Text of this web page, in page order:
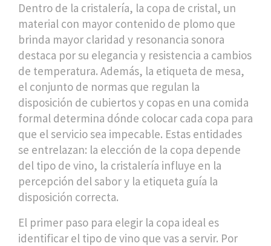
Dentro de la cristalería, la copa de cristal, un
material con mayor contenido de plomo que
brinda mayor claridad y resonancia sonora
destaca por su elegancia y resistencia a cambios
de temperatura. Además, la etiqueta de mesa,
el conjunto de normas que regulan la
disposición de cubiertos y copas en una comida
formal determina dónde colocar cada copa para
que el servicio sea impecable. Estas entidades
se entrelazan: la elección de la copa depende
del tipo de vino, la cristalería influye en la
percepción del sabor y la etiqueta guía la
disposición correcta.
El primer paso para elegir la copa ideal es
identificar el tipo de vino que vas a servir. Por